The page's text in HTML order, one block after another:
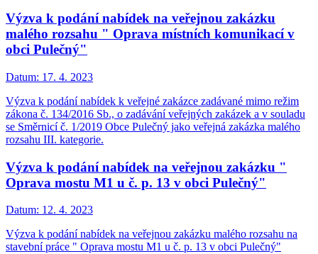
Výzva k podání nabídek na veřejnou zakázku
malého rozsahu " Oprava místních komunikací v
obci Pulečný"
Datum: 17. 4. 2023
Výzva k podání nabídek k veřejné zakázce zadávané mimo režim
zákona č. 134/2016 Sb., o zadávání veřejných zakázek a v souladu
se Směrnicí č. 1/2019 Obce Pulečný jako veřejná zakázka malého
rozsahu III. kategorie.
Výzva k podání nabídek na veřejnou zakázku "
Oprava mostu M1 u č. p. 13 v obci Pulečný"
Datum: 12. 4. 2023
Výzva k podání nabídek na veřejnou zakázku malého rozsahu na
stavební práce " Oprava mostu M1 u č. p. 13 v obci Pulečný"